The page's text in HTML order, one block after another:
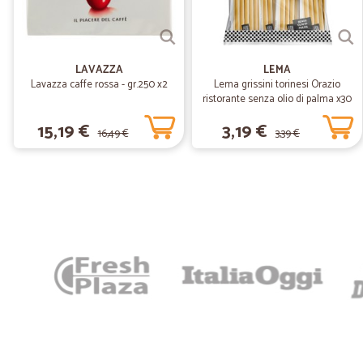
LAVAZZA
Lavazza caffe rossa - gr.250 x2
15,19 € 16,49 €
LEMA
Lema grissini torinesi Orazio
ristorante senza olio di palma x30
3,19 € 3,39 €